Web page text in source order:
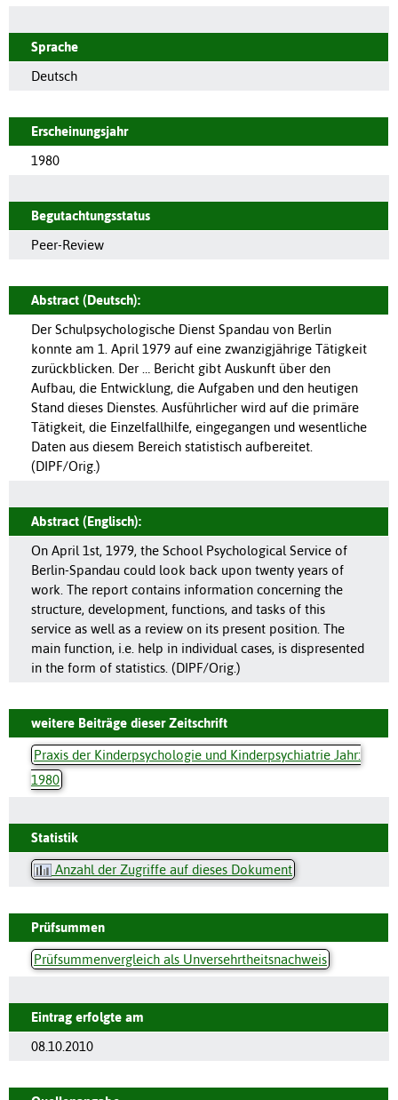
Sprache
Deutsch
Erscheinungsjahr
1980
Begutachtungsstatus
Peer-Review
Abstract (Deutsch):
Der Schulpsychologische Dienst Spandau von Berlin
konnte am 1. April 1979 auf eine zwanzigjährige Tätigkeit
zurückblicken. Der … Bericht gibt Auskunft über den
Aufbau, die Entwicklung, die Aufgaben und den heutigen
Stand dieses Dienstes. Ausführlicher wird auf die primäre
Tätigkeit, die Einzelfallhilfe, eingegangen und wesentliche
Daten aus diesem Bereich statistisch aufbereitet.
(DIPF/Orig.)
Abstract (Englisch):
On April 1st, 1979, the School Psychological Service of
Berlin-Spandau could look back upon twenty years of
work. The report contains information concerning the
structure, development, functions, and tasks of this
service as well as a review on its present position. The
main function, i.e. help in individual cases, is dispresented
in the form of statistics. (DIPF/Orig.)
weitere Beiträge dieser Zeitschrift
Praxis der Kinderpsychologie und Kinderpsychiatrie Jahr:
1980
Statistik
Anzahl der Zugriffe auf dieses Dokument
Prüfsummen
Prüfsummenvergleich als Unversehrtheitsnachweis
Eintrag erfolgte am
08.10.2010